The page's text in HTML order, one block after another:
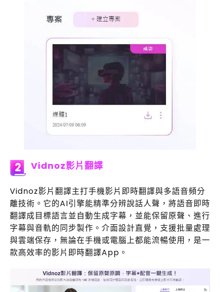
2 Vidnoz影片翻譯
Vidnoz影片翻譯主打手機影片即時翻譯與多語音頻分
離技術。它的AI引擎能精準分辨說話人聲，將語音即時
翻譯成目標語言並自動生成字幕，並能保留原聲、進行
字幕與音軌的同步製作。介面設計直覺，支援批量處理
與雲端保存，無論在手機或電腦上都能流暢使用，是一
款高效率的影片即時翻譯App。